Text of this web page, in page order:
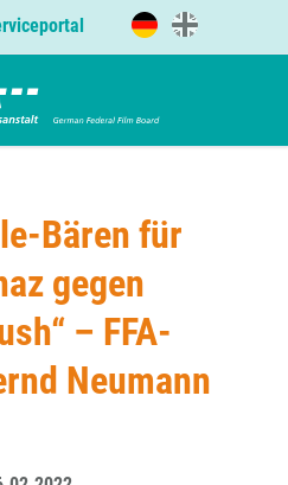
Bären für
gegen
– FFA-
Neumann